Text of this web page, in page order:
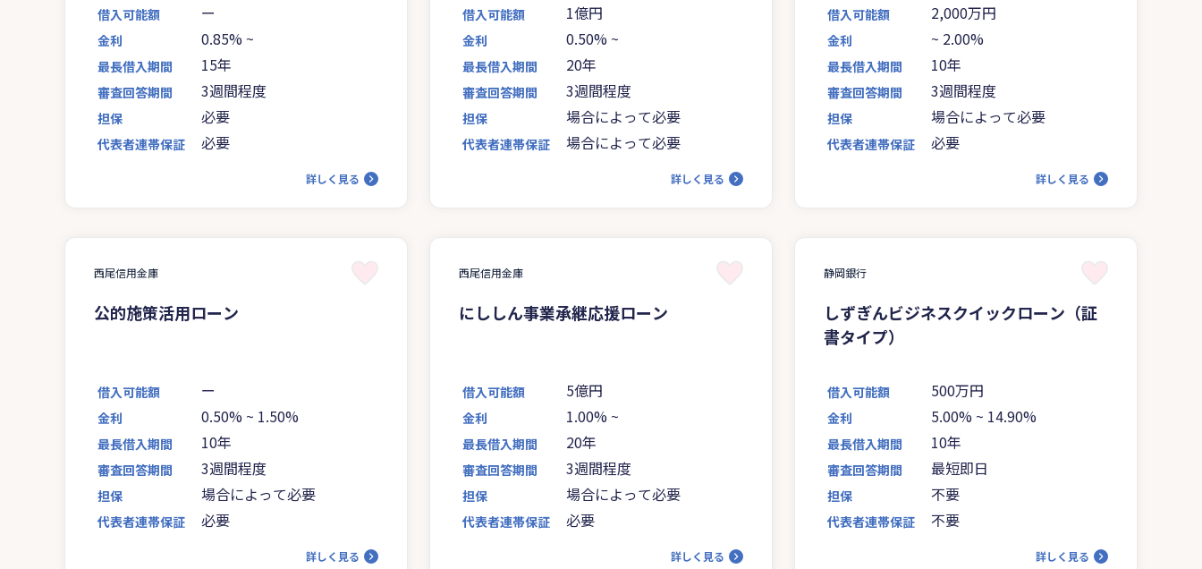
借入可能額 ー
金利 0.85% ~
最長借入期間 15年
審査回答期間 3週間程度
担保 必要
代表者連帯保証 必要
詳しく見る
借入可能額 1億円
金利 0.50% ~
最長借入期間 20年
審査回答期間 3週間程度
担保 場合によって必要
代表者連帯保証 場合によって必要
詳しく見る
借入可能額 2,000万円
金利 ~ 2.00%
最長借入期間 10年
審査回答期間 3週間程度
担保 場合によって必要
代表者連帯保証 必要
詳しく見る
西尾信用金庫
公的施策活用ローン
借入可能額 ー
金利 0.50% ~ 1.50%
最長借入期間 10年
審査回答期間 3週間程度
担保 場合によって必要
代表者連帯保証 必要
詳しく見る
西尾信用金庫
にししん事業承継応援ローン
借入可能額 5億円
金利 1.00% ~
最長借入期間 20年
審査回答期間 3週間程度
担保 場合によって必要
代表者連帯保証 必要
詳しく見る
静岡銀行
しずぎんビジネスクイックローン（証
書タイプ）
借入可能額 500万円
金利 5.00% ~ 14.90%
最長借入期間 10年
審査回答期間 最短即日
担保 不要
代表者連帯保証 不要
詳しく見る